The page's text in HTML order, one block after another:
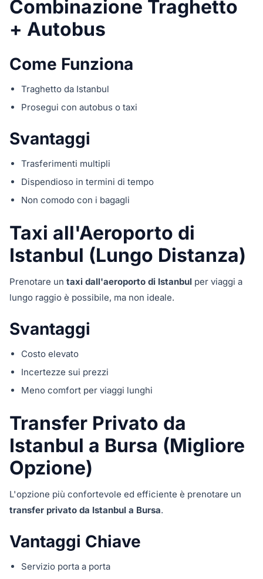
Combinazione Traghetto
+ Autobus
Come Funziona
Traghetto da Istanbul
Prosegui con autobus o taxi
Svantaggi
Trasferimenti multipli
Dispendioso in termini di tempo
Non comodo con i bagagli
Taxi all'Aeroporto di
Istanbul (Lungo Distanza)
Prenotare un taxi dall'aeroporto di Istanbul per viaggi a
lungo raggio è possibile, ma non ideale.
Svantaggi
Costo elevato
Incertezze sui prezzi
Meno comfort per viaggi lunghi
Transfer Privato da
Istanbul a Bursa (Migliore
Opzione)
L'opzione più confortevole ed efficiente è prenotare un
transfer privato da Istanbul a Bursa.
Vantaggi Chiave
Servizio porta a porta